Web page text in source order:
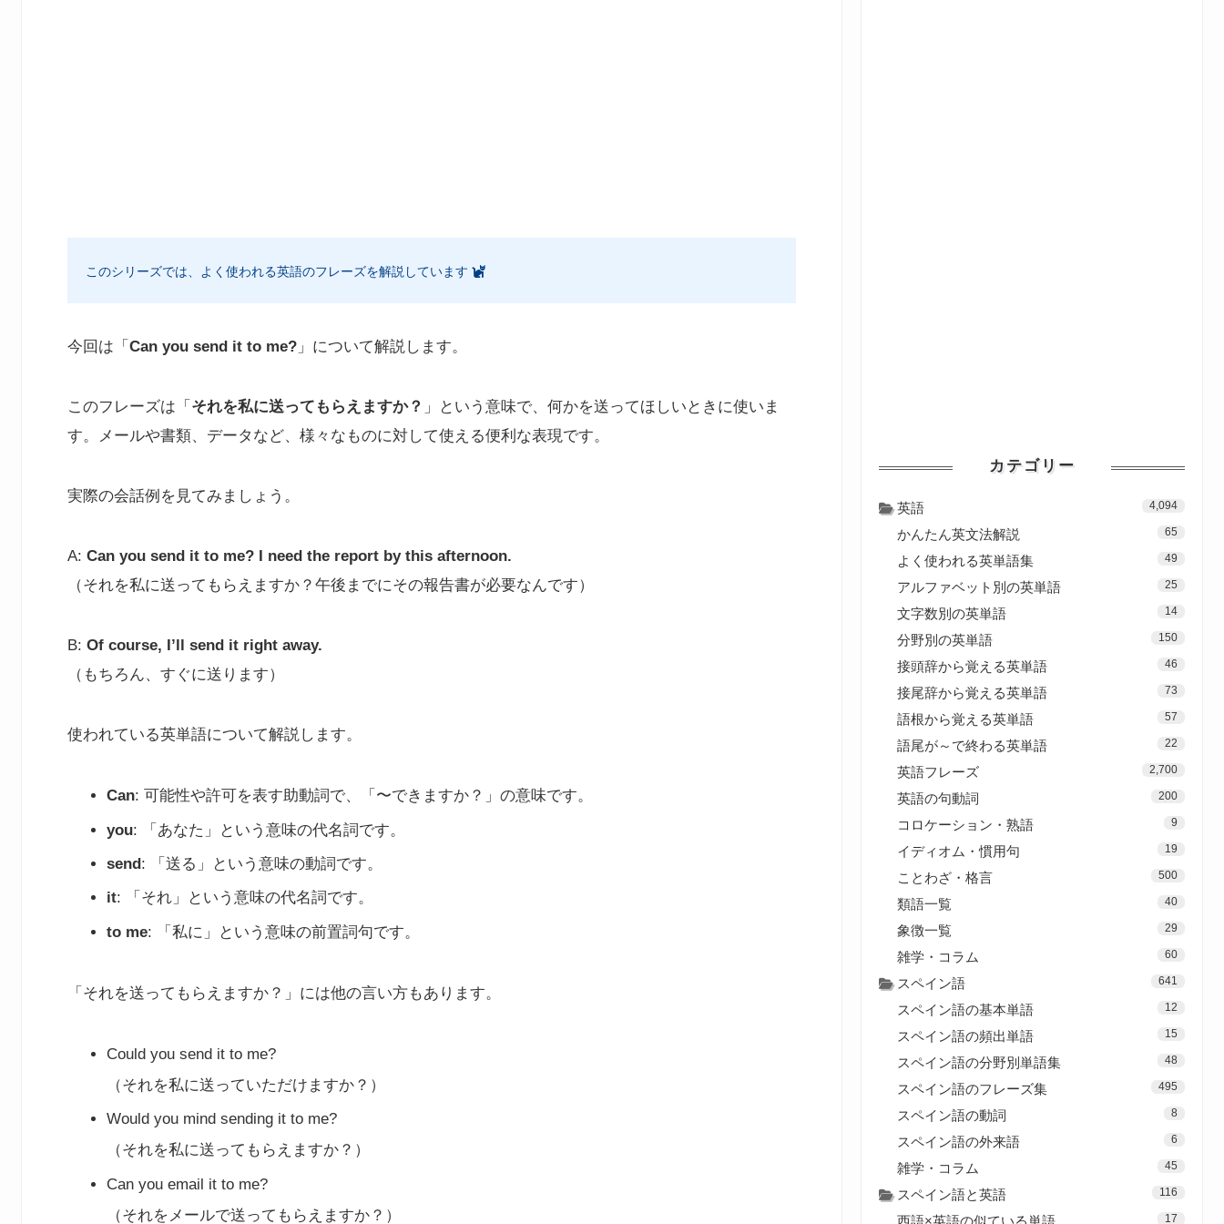
このシリーズでは、よく使われる英語のフレーズを解説しています
今回は「 Can you send it to me? 」について解説します。
このフレーズは「 それを私に送ってもらえますか？ 」という意味で、何かを送ってほしいときに使いま
す。メールや書類、データなど、様々なものに対して使える便利な表現です。
実際の会話例を見てみましょう。
A: Can you send it to me? I need the report by this afternoon.
（それを私に送ってもらえますか？午後までにその報告書が必要なんです）
B: Of course, I’ll send it right away.
（もちろん、すぐに送ります）
使われている英単語について解説します。
Can: 可能性や許可を表す助動詞で、「〜できますか？」の意味です。
you: 「あなた」という意味の代名詞です。
send: 「送る」という意味の動詞です。
it: 「それ」という意味の代名詞です。
to me: 「私に」という意味の前置詞句です。
「それを送ってもらえますか？」には他の言い方もあります。
Could you send it to me?
（それを私に送っていただけますか？）
Would you mind sending it to me?
（それを私に送ってもらえますか？）
Can you email it to me?
（それをメールで送ってもらえますか？）
カテゴリー
英語 4,094
かんたん英文法解説 65
よく使われる英単語集 49
アルファベット別の英単語 25
文字数別の英単語 14
分野別の英単語 150
接頭辞から覚える英単語 46
接尾辞から覚える英単語 73
語根から覚える英単語 57
語尾が～で終わる英単語 22
英語フレーズ 2,700
英語の句動詞 200
コロケーション・熟語 9
イディオム・慣用句 19
ことわざ・格言 500
類語一覧 40
象徴一覧 29
雑学・コラム 60
スペイン語 641
スペイン語の基本単語 12
スペイン語の頻出単語 15
スペイン語の分野別単語集 48
スペイン語のフレーズ集 495
スペイン語の動詞 8
スペイン語の外来語 6
雑学・コラム 45
スペイン語と英語 116
西語×英語の似ている単語 17